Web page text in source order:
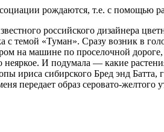
рождаются, т.е. с помощью
российского дизайнера
с темой «Туман». Сразу возник в
на машине по проселочной
И подумала — какие
ириса сибирского Бред энд
передает образ серовато-желтого